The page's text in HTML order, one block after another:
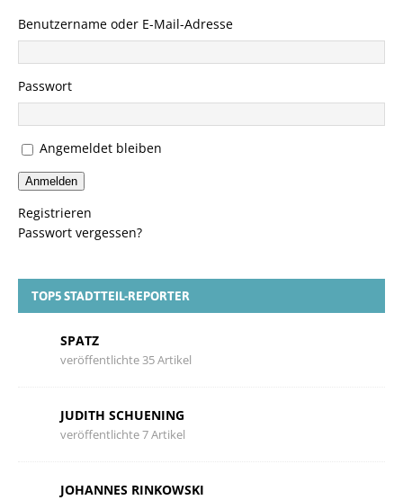
Benutzername oder E-Mail-Adresse
Passwort
Angemeldet bleiben
Anmelden
Registrieren
Passwort vergessen?
TOP5 STADTTEIL-REPORTER
SPATZ
veröffentlichte 35 Artikel
JUDITH SCHUENING
veröffentlichte 7 Artikel
JOHANNES RINKOWSKI